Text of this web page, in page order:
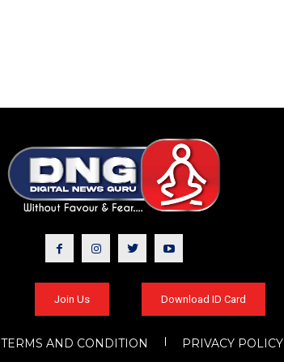
Join Us Download ID Card
TERMS AND CONDITION PRIVACY POLICY